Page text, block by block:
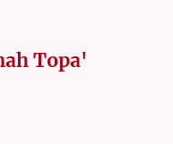
Topa'